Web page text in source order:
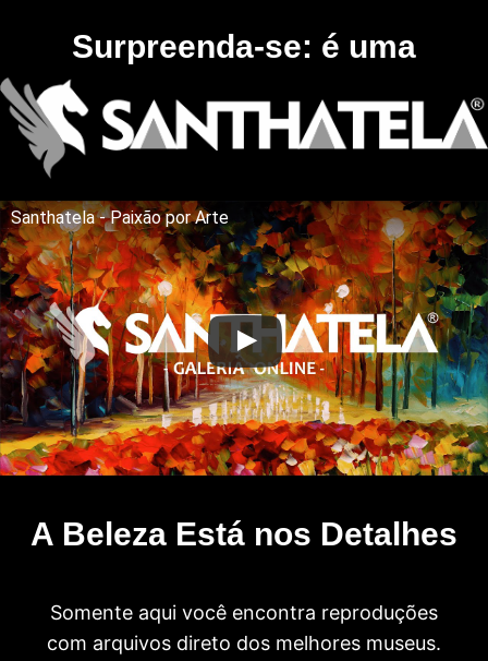
Surpreenda-se: é uma
Santhatela - Paixão por Arte
A Beleza Está nos Detalhes
Somente aqui você encontra reproduções
com arquivos direto dos melhores museus.